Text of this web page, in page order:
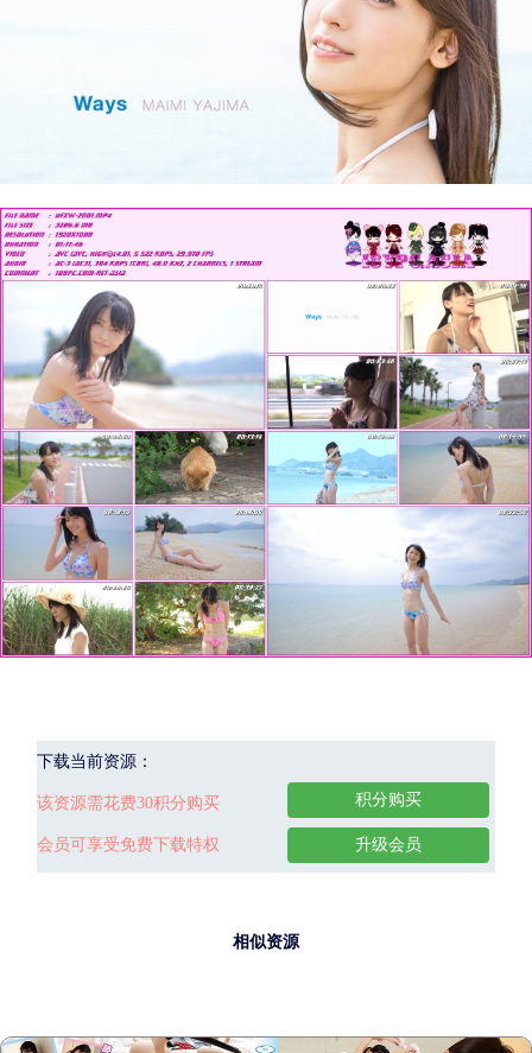
下载当前资源：
该资源需花费30积分购买
会员可享受免费下载特权
积分购买
升级会员
相似资源